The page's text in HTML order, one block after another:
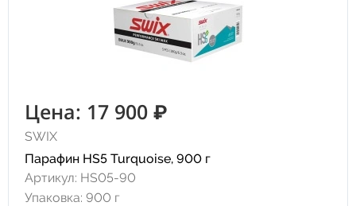
Цена: 17 900 ₽
SWIX
Парафин HS5 Turquoise, 900 г
Артикул: HS05-90
Упаковка: 900 г